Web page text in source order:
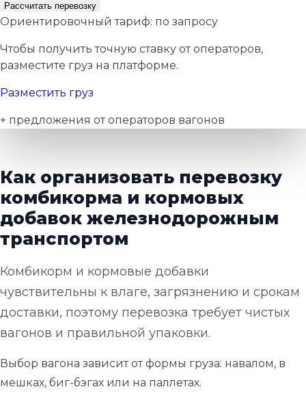
Рассчитать перевозку
Ориентировочный тариф: по запросу
Чтобы получить точную ставку от операторов,
разместите груз на платформе.
Разместить груз
+ предложения от операторов вагонов
Как организовать перевозку
комбикорма и кормовых
добавок железнодорожным
транспортом
Комбикорм и кормовые добавки
чувствительны к влаге, загрязнению и срокам
доставки, поэтому перевозка требует чистых
вагонов и правильной упаковки.
Выбор вагона зависит от формы груза: навалом, в
мешках, биг-бэгах или на паллетах.